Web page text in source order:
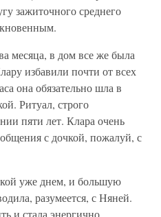
зажиточного среднего
месяца, в дом все же была
избавили почти от всех
она обязательно шла в
Ритуал, строго
пяти лет. Клара очень
с дочкой, пожалуй, с
уже днем, и большую
разумеется, с Няней.
и стала энергично